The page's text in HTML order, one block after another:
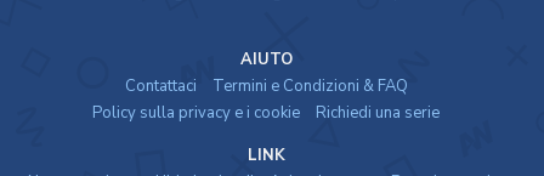
AIUTO
Contattaci
Termini e Condizioni & FAQ
Policy sulla privacy e i cookie
Richiedi una serie
LINK